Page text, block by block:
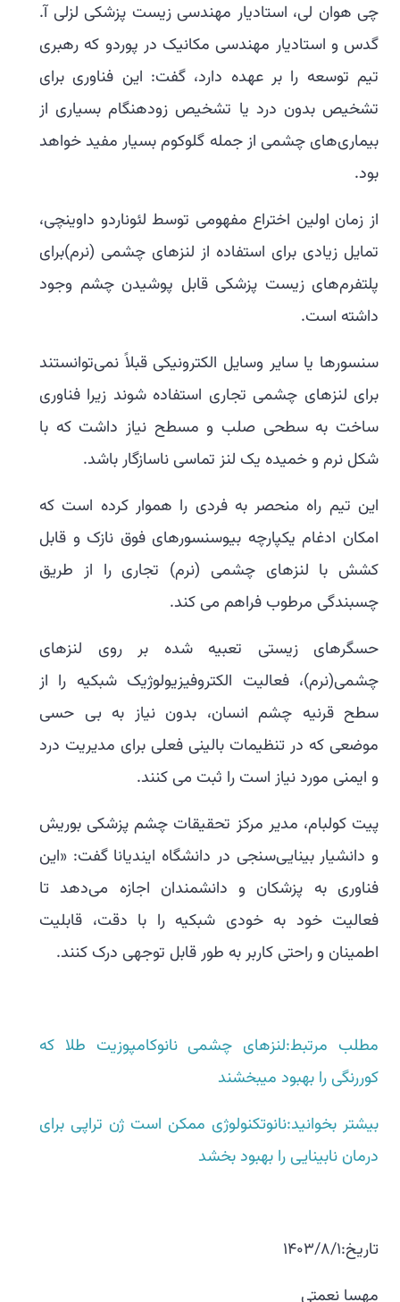
چی هوان لی، استادیار مهندسی زیست پزشکی لزلی آ.
گدس و استادیار مهندسی مکانیک در پوردو که رهبری
تیم توسعه را بر عهده دارد، گفت: این فناوری برای
تشخیص بدون درد یا تشخیص زودهنگام بسیاری از
بیماری‌های چشمی از جمله گلوکوم بسیار مفید خواهد
بود.
از زمان اولین اختراع مفهومی توسط لئوناردو داوینچی،
تمایل زیادی برای استفاده از لنزهای چشمی (نرم)برای
پلتفرم‌های زیست پزشکی قابل پوشیدن چشم وجود
داشته است.
سنسورها یا سایر وسایل الکترونیکی قبلاً نمی‌توانستند
برای لنزهای چشمی تجاری استفاده شوند زیرا فناوری
ساخت به سطحی صلب و مسطح نیاز داشت که با
شکل نرم و خمیده یک لنز تماسی ناسازگار باشد.
این تیم راه منحصر به فردی را هموار کرده است که
امکان ادغام یکپارچه بیوسنسورهای فوق نازک و قابل
کشش با لنزهای چشمی (نرم) تجاری را از طریق
چسبندگی مرطوب فراهم می کند.
حسگرهای زیستی تعبیه شده بر روی لنزهای
چشمی(نرم)، فعالیت الکتروفیزیولوژیک شبکیه را از
سطح قرنیه چشم انسان، بدون نیاز به بی حسی
موضعی که در تنظیمات بالینی فعلی برای مدیریت درد
و ایمنی مورد نیاز است را ثبت می کنند.
پیت کولبام، مدیر مرکز تحقیقات چشم پزشکی بوریش
و دانشیار بینایی‌سنجی در دانشگاه ایندیانا گفت: «این
فناوری به پزشکان و دانشمندان اجازه می‌دهد تا
فعالیت خود به خودی شبکیه را با دقت، قابلیت
اطمینان و راحتی کاربر به طور قابل توجهی درک کنند.
مطلب مرتبط:لنزهای چشمی نانوکامپوزیت طلا که
کوررنگی را بهبود میبخشند
بیشتر بخوانید:نانوتکنولوژی ممکن است ژن تراپی برای
درمان نابینایی را بهبود بخشد
تاریخ:1403/8/1
مهسا نعمتی